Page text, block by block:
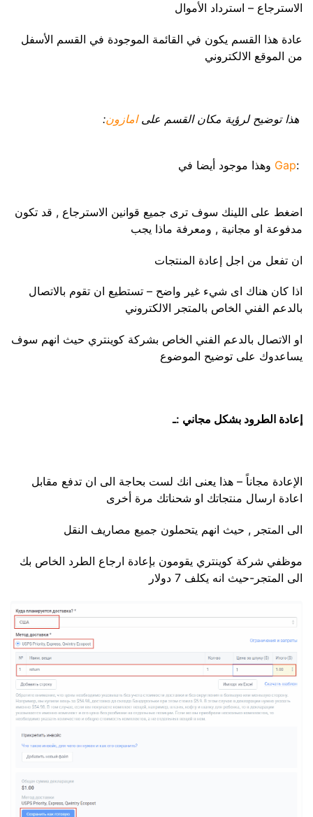
الاسترجاع – استرداد الأموال
عادة هذا القسم يكون في القائمة الموجودة في القسم الأسفل
من الموقع الالكتروني
هذا توضيح لرؤية مكان القسم علىامازون:
:
Gap وهذا موجود أيضا في
اضغط على اللينك سوف ترى جميع قوانين الاسترجاع , قد تكون
مدفوعة او مجانية , ومعرفة ماذا يجب
ان تفعل من اجل إعادة المنتجات
اذا كان هناك اى شيء غير واضح – تستطيع ان تقوم بالاتصال
بالدعم الفني الخاص بالمتجر الالكتروني
او الاتصال بالدعم الفني الخاص بشركة كوينتري حيث انهم سوف
يساعدوك على توضيح الموضوع
إعادة الطرود بشكل مجاني :ـ
الإعادة مجاناً – هذا يعنى انك لست بحاجة الى ان تدفع مقابل
اعادة ارسال منتجاتك او شحناتك مرة أخرى
الى المتجر , حيث انهم يتحملون جميع مصاريف النقل
موظفي شركة كوينتري يقومون بإعادة ارجاع الطرد الخاص بك
الى المتجر-حيث انه يكلف 7 دولار